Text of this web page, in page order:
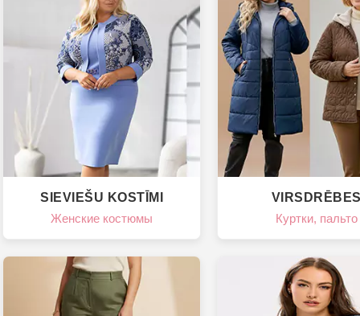
SIEVIEŠU KOSTĪMI
Женские костюмы
Куртки, пальто